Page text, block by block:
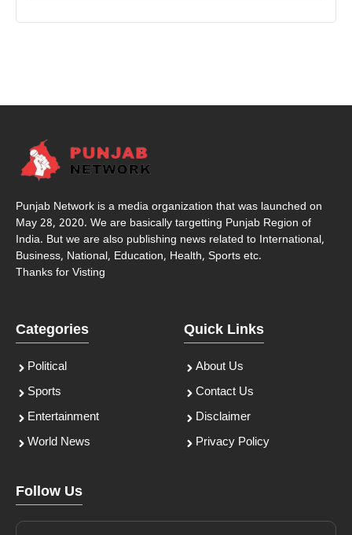
Punjab Network is a media organization that was launched on
May 28, 2020. We are basically targetting Punjab Region of
India. But we are also publishing news related to International,
Business, National, Education, Health, Sports etc.
Thanks for Visting
Categories
Political
Sports
Entertainment
World News
Quick Links
About Us
Contact Us
Disclaimer
Privacy Policy
Follow Us